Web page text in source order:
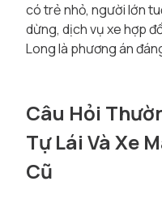
có trẻ nhỏ, người lớn
dừng, dịch vụ xe hợp
Long là phương án
Câu Hỏi
Tự Lái Và Xe
Cũ